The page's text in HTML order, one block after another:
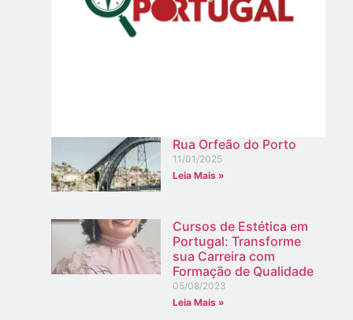
Rua Orfeão do Porto​
11/01/2025
Leia Mais »
Cursos de Estética em
Portugal: Transforme
sua Carreira com
Formação de Qualidade
05/08/2023
Leia Mais »